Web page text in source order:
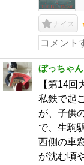
ナイス
ぼっちゃん
【第14
私鉄で起
が、子供
で、生駒
西側の車
が沈む頃